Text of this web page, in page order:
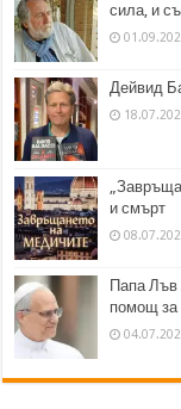
сила, и
Дейвид
и смърт
Папа Лъв
помощ за